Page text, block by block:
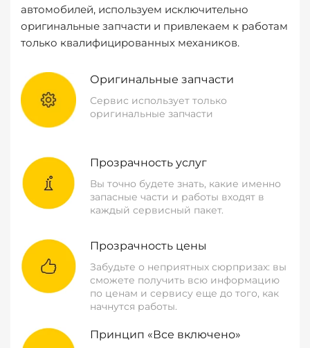
автомобилей, используем исключительно
оригинальные запчасти и привлекаем к работам
только квалифицированных механиков.
Оригинальные запчасти
Сервис использует только
оригинальные запчасти
Прозрачность услуг
Вы точно будете знать, какие именно
запасные части и работы входят в
каждый сервисный пакет.
Прозрачность цены
Забудьте о неприятных сюрпризах: вы
сможете получить всю информацию
по ценам и сервису еще до того, как
начнутся работы.
Принцип «Все включено»